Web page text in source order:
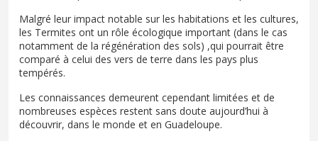
Malgré leur impact notable sur les habitations et les cultures,
les Termites ont un rôle écologique important (dans le cas
notamment de la régénération des sols) ,qui pourrait être
comparé à celui des vers de terre dans les pays plus
tempérés.
Les connaissances demeurent cependant limitées et de
nombreuses espèces restent sans doute aujourd’hui à
découvrir, dans le monde et en Guadeloupe.